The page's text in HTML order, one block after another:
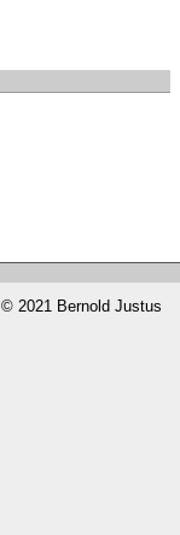
© 2021 Bernold Justus